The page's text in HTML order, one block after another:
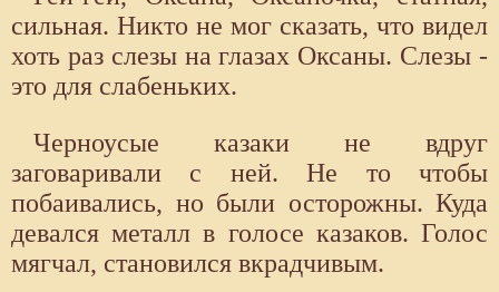
сильная. Никто не мог сказать, что видел
хоть раз слезы на глазах Оксаны. Слезы -
это для слабеньких.
Черноусые казаки не вдруг
заговаривали с ней. Не то чтобы
побаивались, но были осторожны. Куда
девался металл в голосе казаков. Голос
мягчал, становился вкрадчивым.